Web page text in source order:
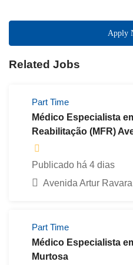
Apply
Related Jobs
Part Time
Médico Especialista
Reabilitação (MFR)
Publicado há 4 dias
Avenida Artur
Part Time
Médico Especialista
Murtosa